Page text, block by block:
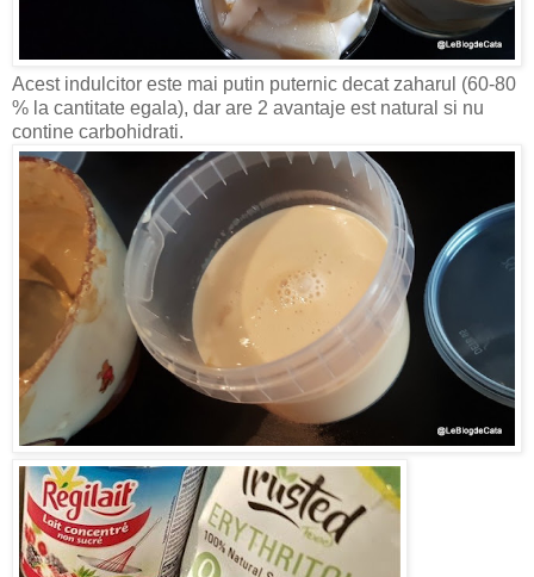
Acest indulcitor este mai putin puternic decat zaharul (60-80
% la cantitate egala), dar are 2 avantaje est natural si nu
contine carbohidrati.